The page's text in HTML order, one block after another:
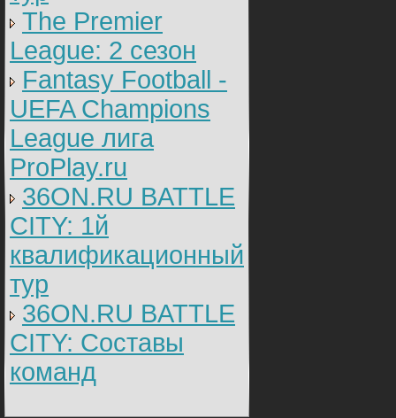
The Premier
League: 2 cезон
Fantasy Football -
UEFA Champions
League лига
ProPlay.ru
36ON.RU BATTLE
CITY: 1й
квалификационный
тур
36ON.RU BATTLE
CITY: Составы
команд